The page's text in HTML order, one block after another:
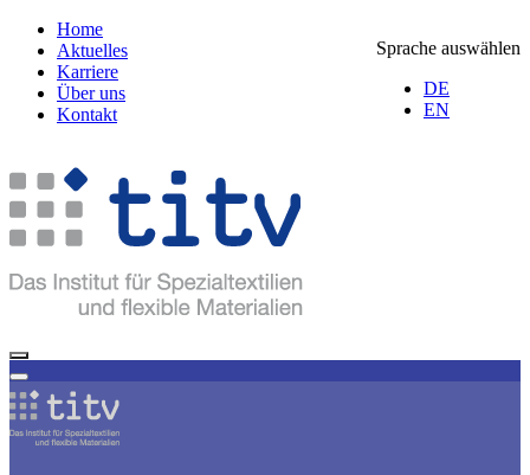
Sprache auswählen
DE
EN
Home
Aktuelles
Karriere
Über uns
Kontakt